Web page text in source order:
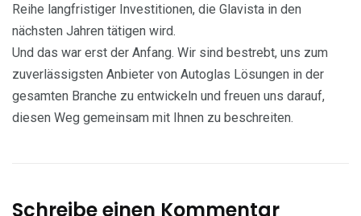
Reihe langfristiger Investitionen, die Glavista in den
nächsten Jahren tätigen wird.
Und das war erst der Anfang. Wir sind bestrebt, uns zum
zuverlässigsten Anbieter von Autoglas Lösungen in der
gesamten Branche zu entwickeln und freuen uns darauf,
diesen Weg gemeinsam mit Ihnen zu beschreiten.
Schreibe einen Kommentar